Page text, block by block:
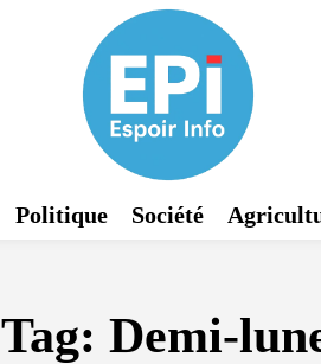
Politique Société
Tag: Demi-